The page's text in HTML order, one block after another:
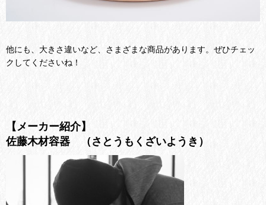
他にも、大きさ違いなど、さまざまな商品があります。ぜひチェッ
クしてくださいね！
【メーカー紹介】
佐藤木材容器 （さとうもくざいようき）